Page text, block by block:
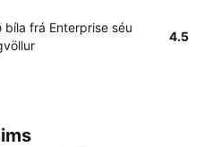
frá Enterprise séu
4.5